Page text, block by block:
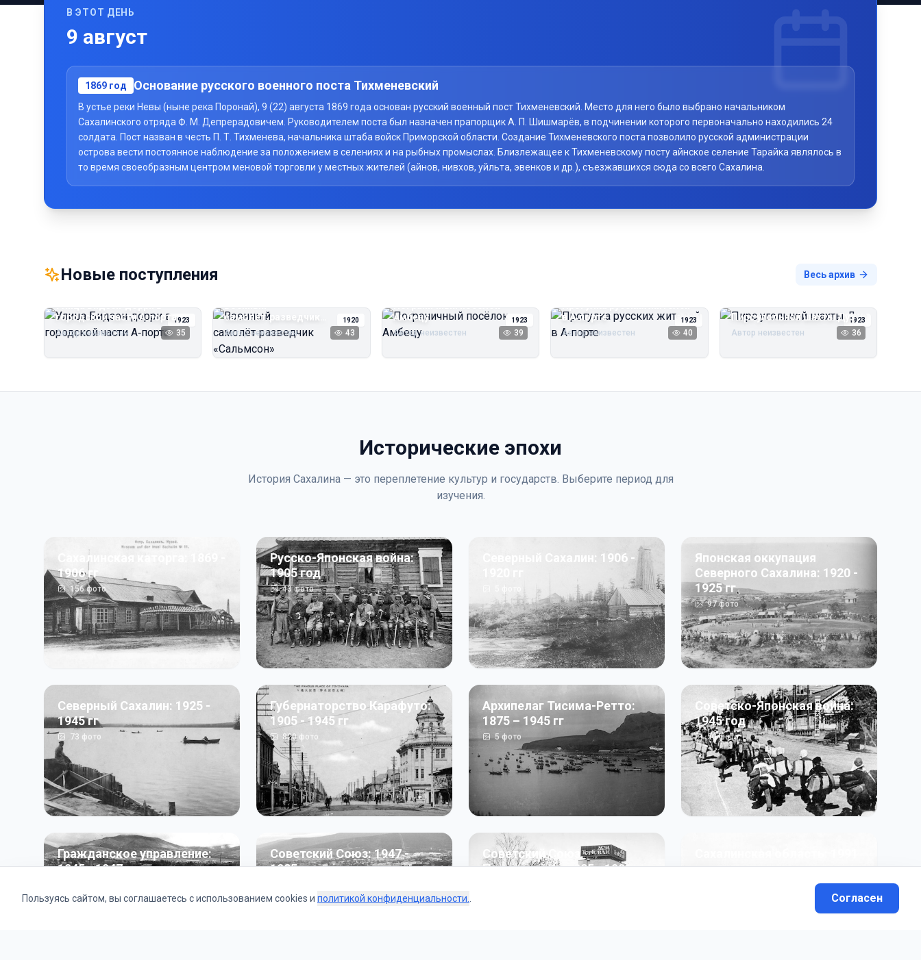
В ЭТОТ ДЕНЬ
9 август
1869 год Основание русского военного поста Тихменевский
В устье реки Невы (ныне река Поронай), 9 (22) августа 1869 года основан русский военный пост Тихменевский. Место для него было выбрано начальником
Сахалинского отряда Ф. М. Депрерадовичем. Руководителем поста был назначен прапорщик А. П. Шишмарёв, в подчинении которого первоначально находились 24
солдата. Пост назван в честь П. Т. Тихменева, начальника штаба войск Приморской области. Создание Тихменевского поста позволило русской администрации
острова вести постоянное наблюдение за положением в селениях и на рыбных промыслах. Близлежащее к Тихменевскому посту айнское селение Тарайка являлось в
то время своеобразным центром меновой торговли у местных жителей (айнов, нивхов, уйльта, эвенков и др.), съезжавшихся сюда со всего Сахалина.
Новые поступления Весь архив
1923
Улица Бидзэн‑дорри в
городской части А‑порта
Автор неизвестен 35
1920
Военный
самолёт‑разведчик
«Сальмсон»
Автор неизвестен 43
1923
Пограничный посёлок
Амбецу
Автор неизвестен 39
1923
Прогулка русских жителей
в А‑порте
Автор неизвестен 40
1923
Пирс угольной шахты Дуэ
Автор неизвестен 36
Исторические эпохи
История Сахалина — это переплетение культур и государств. Выберите период для
изучения.
Сахалинская каторга: 1869 -
1906 гг
156фото
Русско-Японская война:
1905 год
43фото
Северный Сахалин: 1906 -
Японская оккупация
Северного Сахалина: 1920 -
1925 гг
97фото
Северный Сахалин: 1925 -
1945 гг
73 фото
Губернаторство Карафуто:
1905 - 1945 гг
820фото
Архипелаг Тисима-Ретто:
1875 – 1945 гг
5фото
Советско-Японская война:
1945 год
50фото
Гражданское управление:
1945 - 1947 гг
Советский Союз: 1947 -
1985 гг
Советский Союз.
Перестройка: 1985 - 1991 гг
- н.в.
Пользуясь сайтом, вы соглашаетесь с использованием cookies и политикой конфиденциальности. Согласен